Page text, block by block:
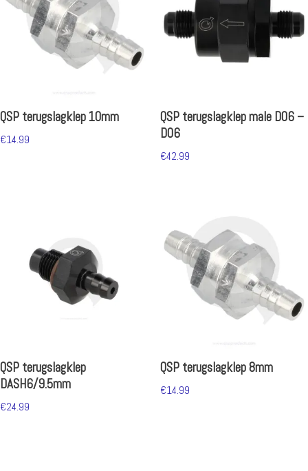
QSP terugslagklep 10mm
€14.99
QSP terugslagklep male D06 –
D06
€42.99
QSP terugslagklep
DASH6/9.5mm
€24.99
QSP terugslagklep 8mm
€14.99